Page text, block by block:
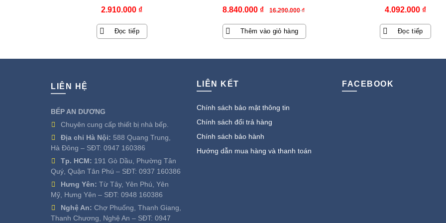
2.910.000 ₫
Đọc tiếp
16.290.000₫
Giá
gốc
là:
16.290.000 ₫.
8.840.000 ₫
Giá
hiện
tại
là:
Thêm vào giỏ hàng
4.092.000 ₫
Đọc tiếp
LIÊN HỆ
BẾP AN DƯƠNG
Chuyên cung cấp thiết bị nhà bếp.
Địa chỉ Hà Nội: 588 Quang Trung,
Hà Đông – SĐT: 0947 160386
Tp. HCM: 191 Gò Dầu, Phường Tân
Quý, Quận Tân Phú – SĐT: 0937 160386
Hưng Yên: Từ Tây, Yên Phú, Yên
Mỹ, Hưng Yên – SĐT: 0948 160386
Nghệ An: Chợ Phuống, Thanh Giang,
Thanh Chương, Nghệ An – SĐT: 0947
LIÊN KẾT
Chính sách bảo mật thông tin
Chính sách đổi trả hàng
Chính sách bảo hành
Hướng dẫn mua hàng và thanh toán
FACEBOOK